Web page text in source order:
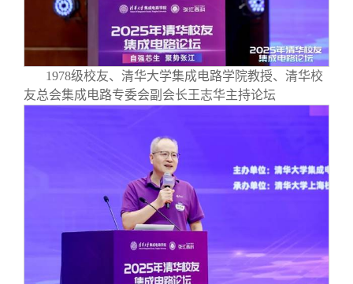
1978级校友、清华大学集成电路学院教授、清华校
友总会集成电路专委会副会长王志华主持论坛